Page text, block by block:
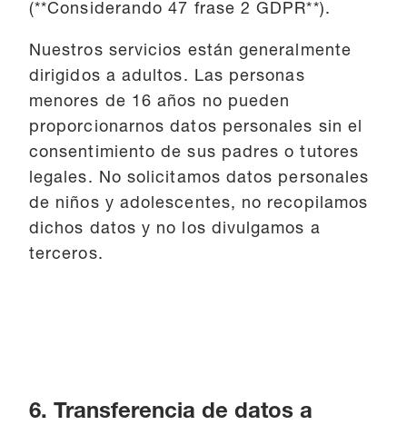
(**Considerando 47 frase 2 GDPR**).
Nuestros servicios están generalmente
dirigidos a adultos. Las personas
menores de 16 años no pueden
proporcionarnos datos personales sin el
consentimiento de sus padres o tutores
legales. No solicitamos datos personales
de niños y adolescentes, no recopilamos
dichos datos y no los divulgamos a
terceros.
6. Transferencia de datos a